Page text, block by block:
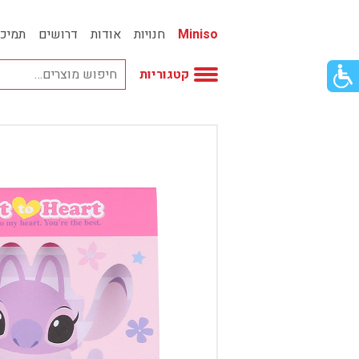
כפתור
לפתיחת
Miniso חנויות אודות דרושים
קטגוריות
אמבטיה
באק טו סקול
בישום ונרות
בעלי חיים
בקבוקים